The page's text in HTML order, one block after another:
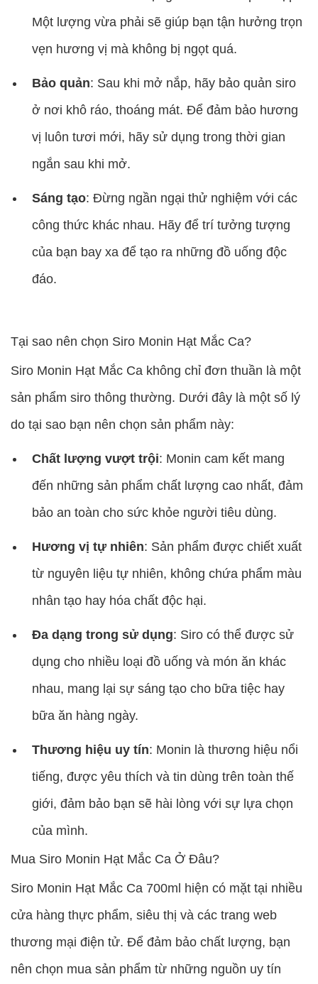
Một lượng vừa phải sẽ giúp bạn tận hưởng trọn
vẹn hương vị mà không bị ngọt quá.
Bảo quản: Sau khi mở nắp, hãy bảo quản siro
ở nơi khô ráo, thoáng mát. Để đảm bảo hương
vị luôn tươi mới, hãy sử dụng trong thời gian
ngắn sau khi mở.
Sáng tạo: Đừng ngần ngại thử nghiệm với các
công thức khác nhau. Hãy để trí tưởng tượng
của bạn bay xa để tạo ra những đồ uống độc
đáo.
Tại sao nên chọn Siro Monin Hạt Mắc Ca?
Siro Monin Hạt Mắc Ca không chỉ đơn thuần là một
sản phẩm siro thông thường. Dưới đây là một số lý
do tại sao bạn nên chọn sản phẩm này:
Chất lượng vượt trội: Monin cam kết mang
đến những sản phẩm chất lượng cao nhất, đảm
bảo an toàn cho sức khỏe người tiêu dùng.
Hương vị tự nhiên: Sản phẩm được chiết xuất
từ nguyên liệu tự nhiên, không chứa phẩm màu
nhân tạo hay hóa chất độc hại.
Đa dạng trong sử dụng: Siro có thể được sử
dụng cho nhiều loại đồ uống và món ăn khác
nhau, mang lại sự sáng tạo cho bữa tiệc hay
bữa ăn hàng ngày.
Thương hiệu uy tín: Monin là thương hiệu nổi
tiếng, được yêu thích và tin dùng trên toàn thế
giới, đảm bảo bạn sẽ hài lòng với sự lựa chọn
của mình.
Mua Siro Monin Hạt Mắc Ca Ở Đâu?
Siro Monin Hạt Mắc Ca 700ml hiện có mặt tại nhiều
cửa hàng thực phẩm, siêu thị và các trang web
thương mại điện tử. Để đảm bảo chất lượng, bạn
nên chọn mua sản phẩm từ những nguồn uy tín